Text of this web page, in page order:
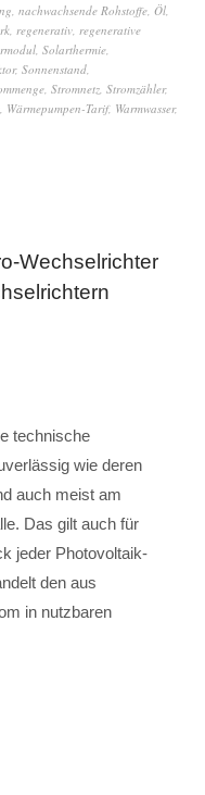
, nachwachsende Rohstoffe, Öl,
, regenerativ, regenerative
, Solarthermie,
, Sonnenstand,
, Stromnetz, Stromzähler,
, Wärmepumpen-Tarif, Warmwasser,
Wechselrichter
technische
wie deren
auch meist am
Das gilt auch für
jeder Photovoltaik-
den aus
in nutzbaren